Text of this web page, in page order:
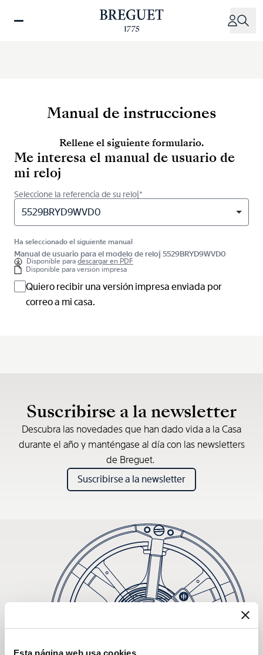
Esta página web usa cookies
Manual de instrucciones
Rellene el siguiente formulario.
Me interesa el manual de usuario de
mi reloj
Seleccione la referencia de su reloj*
5529BRYD9WVD0
Ha seleccionado el siguiente manual
Manual de usuario para el modelo de reloj 5529BRYD9WVD0
Disponible paradescargar en PDF
Disponible para versión impresa
Quiero recibir una versión impresa enviada por
correo a mi casa.
Suscribirse a la newsletter
Descubra las novedades que han dado vida a la Casa
durante el año y manténgase al día con las newsletters
de Breguet.
Suscribirse a la newsletter